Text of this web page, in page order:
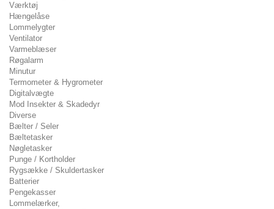
Værktøj
Hængelåse
Lommelygter
Ventilator
Varmeblæser
Røgalarm
Minutur
Termometer & Hygrometer
Digitalvægte
Mod Insekter & Skadedyr
Diverse
Bælter / Seler
Bæltetasker
Nøgletasker
Punge / Kortholder
Rygsække / Skuldertasker
Batterier
Pengekasser
Lommelærker,